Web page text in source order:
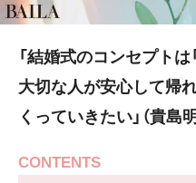
「結婚式のコンセプトは
大切な人が安心して帰
くっていきたい」（貴島
CONTENTS